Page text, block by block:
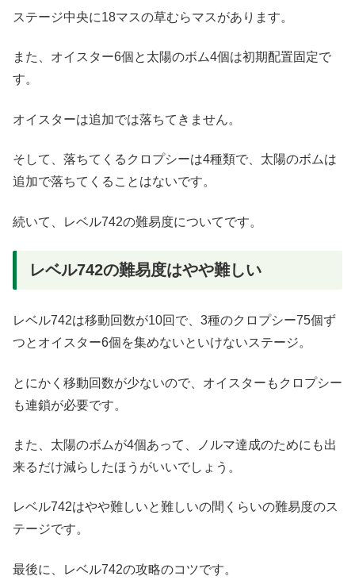
ステージ中央に18マスの草むらマスがあります。
また、オイスター6個と太陽のボム4個は初期配置固定で
す。
オイスターは追加では落ちてきません。
そして、落ちてくるクロプシーは4種類で、太陽のボムは
追加で落ちてくることはないです。
続いて、レベル742の難易度についてです。
レベル742の難易度はやや難しい
レベル742は移動回数が10回で、3種のクロプシー75個ず
つとオイスター6個を集めないといけないステージ。
とにかく移動回数が少ないので、オイスターもクロプシー
も連鎖が必要です。
また、太陽のボムが4個あって、ノルマ達成のためにも出
来るだけ減らしたほうがいいでしょう。
レベル742はやや難しいと難しいの間くらいの難易度のス
テージです。
最後に、レベル742の攻略のコツです。